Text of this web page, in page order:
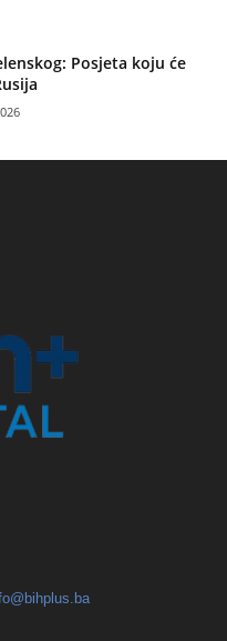
Posjeta koju će